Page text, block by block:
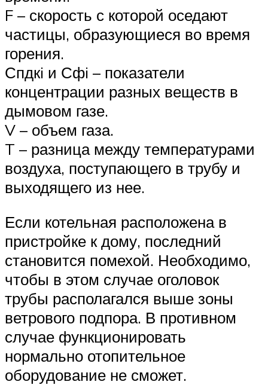
F – скорость с которой оседают
частицы, образующиеся во время
горения.
Спдкi и Сфi – показатели
концентрации разных веществ в
дымовом газе.
V – объем газа.
T – разница между температурами
воздуха, поступающего в трубу и
выходящего из нее.
Если котельная расположена в
пристройке к дому, последний
становится помехой. Необходимо,
чтобы в этом случае оголовок
трубы располагался выше зоны
ветрового подпора. В противном
случае функционировать
нормально отопительное
оборудование не сможет.